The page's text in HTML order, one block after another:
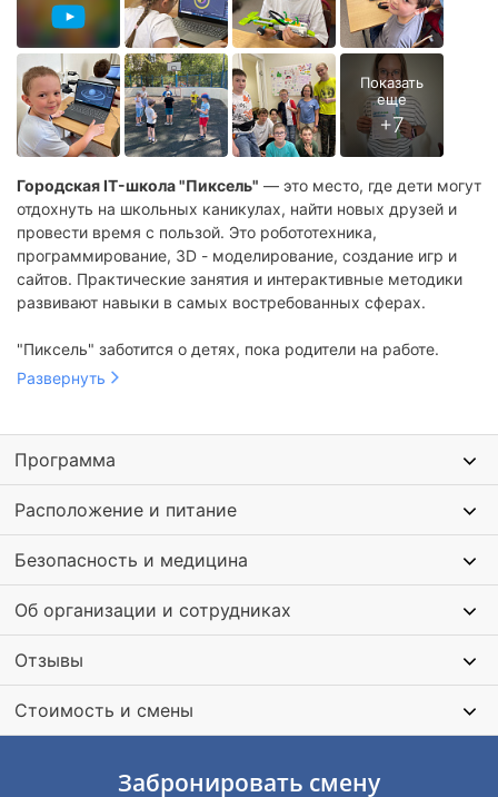
Городская IT-школа "Пиксель" — это место, где дети могут
отдохнуть на школьных каникулах, найти новых друзей и
провести время с пользой. Это робототехника,
программирование, 3D - моделирование, создание игр и
сайтов. Практические занятия и интерактивные методики
развивают навыки в самых востребованных сферах.
"Пиксель" заботится о детях, пока родители на работе.
Развернуть
Программа
Расположение и питание
Безопасность и медицина
Об организации и сотрудниках
Отзывы
Стоимость и смены
Забронировать смену